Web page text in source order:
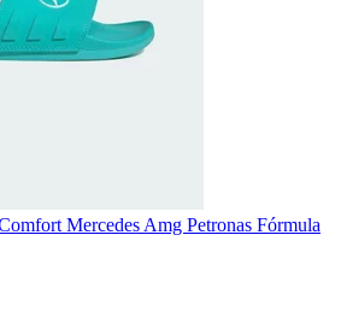
Mercedes Amg Petronas Fórmula